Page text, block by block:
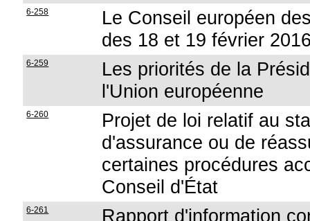
6-258
Le Conseil européen
des 18 et 19 février
6-259
Les priorités de la
l'Union européenne
6-260
Projet de loi relatif au
d'assurance ou de
certaines procédures
Conseil d'État
6-261
Rapport d'information